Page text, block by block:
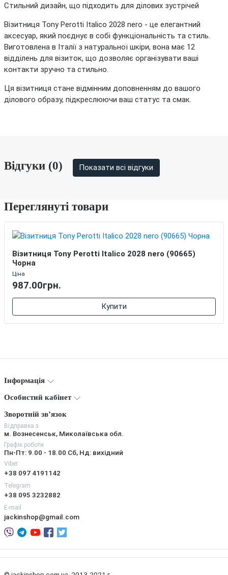
Стильний дизайн, що підходить для ділових зустрічей
Візитниця Tony Perotti Italico 2028 nero - це елегантний
аксесуар, який поєднує в собі функціональність та стиль.
Виготовлена в Італії з натуральної шкіри, вона має 12
відділень для візиток, що дозволяє організувати ваші
контакти зручно та стильно.
Ця візитниця стане відмінним доповненням до вашого
ділового образу, підкреслюючи ваш статус та смак.
Відгуки (0) Показати всі відгуки
Переглянуті товари
Візитниця Tony Perotti Italico 2028 nero (90665)
Чорна
Ціна
987.00грн.
Купити
Інформація
Особистий кабінет
Зворотній зв’язок
Відправка з
м. Вознесенськ, Миколаївська обл.
Графік роботи
Пн-Пт: 9.00 - 18.00 Сб, Нд: вихідний
Viber
+38 097 4191142
Telegram
+38 095 3232882
E-mail
jackinshop@gmail.com